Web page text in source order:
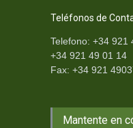
Teléfonos de
Telefono: +34 921
+34 921 49 01 14
Fax: +34 921
Mantente en